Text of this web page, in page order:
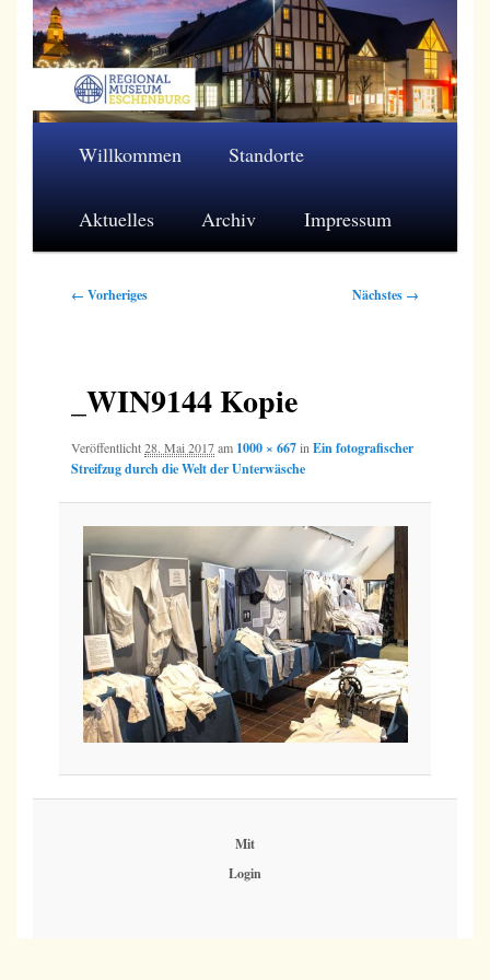
Zum
primären
Inhalt
Regionalmuseum Eschenburg e.V.
Willkommen Standorte
Aktuelles Archiv Impressum
Bilder-
← Vorheriges Nächstes →
_WIN9144 Kopie
Veröffentlicht28. Mai 2017am 1000 × 667in Ein fotografischer
Streifzug durch die Welt der Unterwäsche
Mit
Login